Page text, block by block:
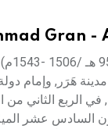
العربية تطلق
Gran -
هَرَر, وإمام
في الربع الثاني
السادس عشر